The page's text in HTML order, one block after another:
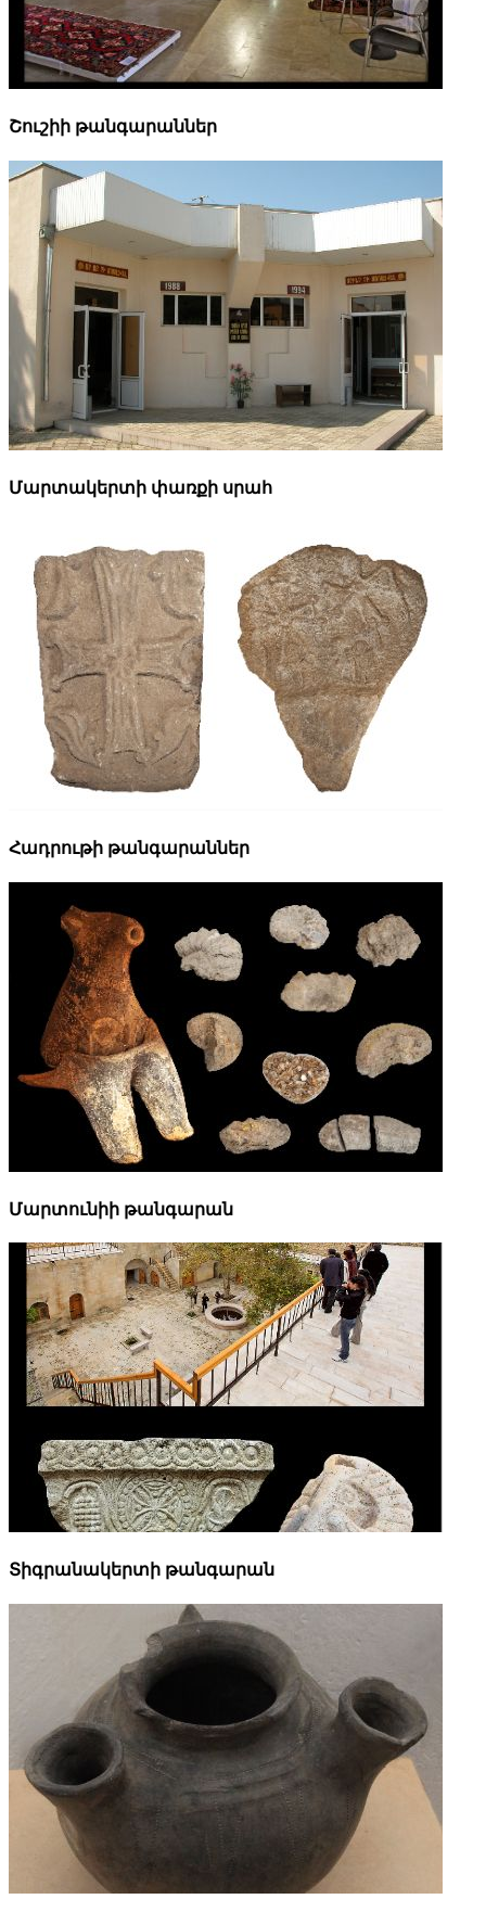
Շուշիի թանգարաններ
Մարտակերտի փառքի սրահ
Հադրութի թանգարաններ
Մարտունիի թանգարան
Տիգրանակերտի թանգարան